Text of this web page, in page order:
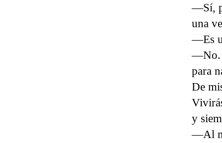
—Sí,
una
—Es
—No.
para
De
y
—Al